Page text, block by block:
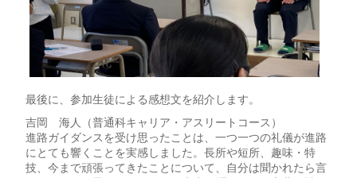
最後に、参加生徒による感想文を紹介します。
吉岡 海人（普通科キャリア・アスリートコース）
進路ガイダンスを受け思ったことは、一つ一つの礼儀が進路
にとても響くことを実感しました。長所や短所、趣味・特
技、今まで頑張ってきたことについて、自分は聞かれたら言